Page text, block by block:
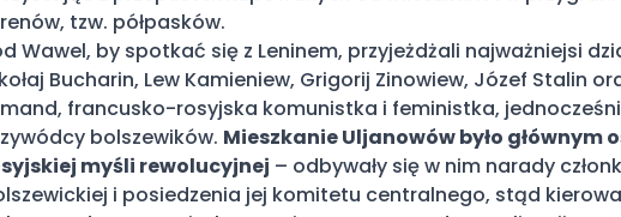
tzw. półpasków.
Wawel, by spotkać się z Leninem, przyjeżdżali najważniejsi
Bucharin, Lew Kamieniew, Grigorij Zinowiew, Józef Stalin
francusko-rosyjska komunistka i feministka,
bolszewików. Mieszkanie Uljanowów było głównym
myśli rewolucyjnej – odbywały się w nim narady
i posiedzenia jej komitetu centralnego, stąd